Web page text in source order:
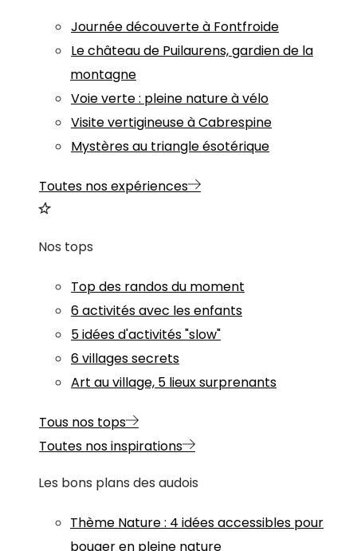
Journée découverte à Fontfroide
Le château de Puilaurens, gardien de la
montagne
Voie verte : pleine nature à vélo
Visite vertigineuse à Cabrespine
Mystères au triangle ésotérique
Toutes nos expériences
Nos tops
Top des randos du moment
6 activités avec les enfants
5 idées d'activités "slow"
6 villages secrets
Art au village, 5 lieux surprenants
Tous nos tops
Toutes nos inspirations
Les bons plans des audois
Thème Nature: 4 idées accessibles pour
bouger en pleine nature